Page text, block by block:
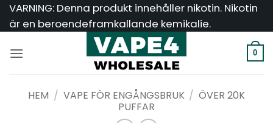
Hoppa
till
VARNING: Denna produkt innehåller nikotin. Nikotin
är en beroendeframkallande kemikalie.
0
HEM / VAPE FÖR ENGÅNGSBRUK / ÖVER 20K
PUFFAR